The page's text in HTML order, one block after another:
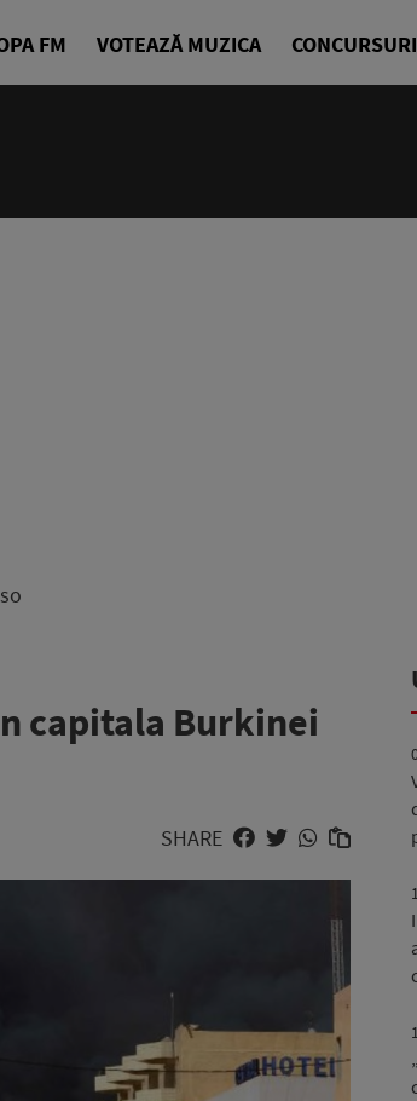
FM VOTEAZĂ MUZICA CONCURSURI
capitala Burkinei
SHARE